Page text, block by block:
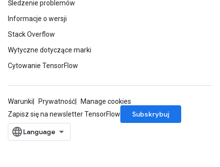
Śledzenie problemów
Informacje o wersji
Stack Overflow
Wytyczne dotyczące marki
Cytowanie TensorFlow
Warunki Prywatność
Manage cookies
Zapisz się na newsletter TensorFlow
Subskrybuj